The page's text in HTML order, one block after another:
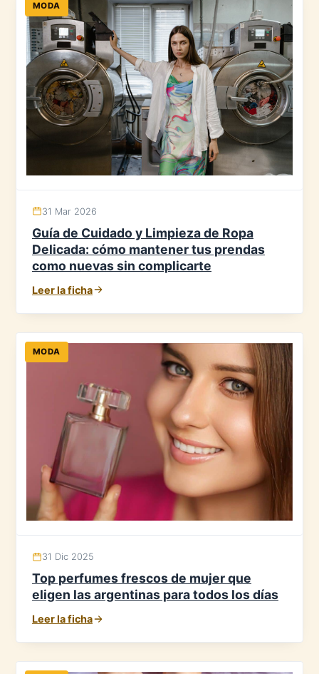
MODA
31 Mar 2026
Guía de Cuidado y Limpieza de Ropa
Delicada: cómo mantener tus prendas
como nuevas sin complicarte
Leer la ficha
MODA
31 Dic 2025
Top perfumes frescos de mujer que
eligen las argentinas para todos los días
Leer la ficha